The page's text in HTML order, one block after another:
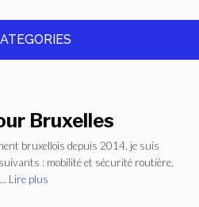
Bruxelles
bruxellois depuis 2014, je suis
: mobilité et sécurité routière,
Lire plus